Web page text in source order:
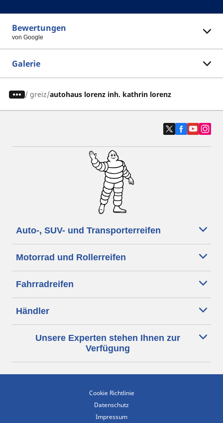
Bewertungen
von Google
Galerie
/ greiz autohaus lorenz inh. kathrin lorenz
Auto-, SUV- und Transporterreifen
Motorrad und Rollerreifen
Fahrradreifen
Händler
Unsere Experten stehen Ihnen zur
Verfügung
Cookie Richtlinie
Datenschutz
Impressum